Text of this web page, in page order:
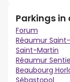
Parkings in
Forum
Réaumur
Saint-Martin
Réaumur
Beaubourg
Sébastopol